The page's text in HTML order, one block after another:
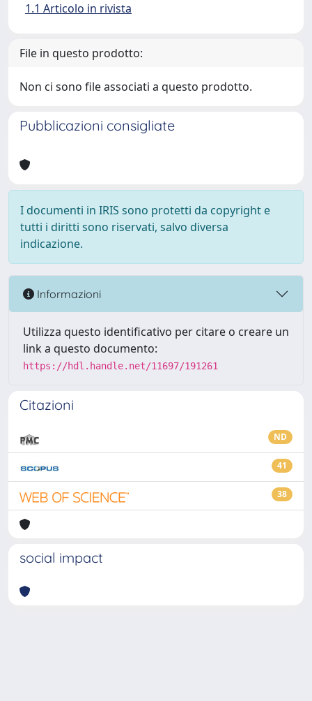
1.1 Articolo in rivista
File in questo prodotto:
Non ci sono file associati a questo prodotto.
Pubblicazioni consigliate
I documenti in IRIS sono protetti da copyright e
tutti i diritti sono riservati, salvo diversa
indicazione.
Informazioni
Utilizza questo identificativo per citare o creare un
link a questo documento:
https://hdl.handle.net/11697/191261
Citazioni
ND
41
38
social impact